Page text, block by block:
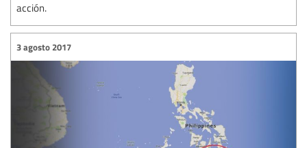
acción.
3 agosto 2017